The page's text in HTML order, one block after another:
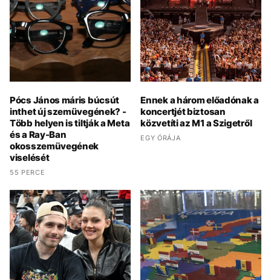
Pócs János máris búcsút
inthet új szemüvegének? -
Több helyen is tiltják a Meta
és a Ray-Ban
okosszemüvegének
viselését
55 PERCE
Ennek a három előadónak a
koncertjét biztosan
közvetíti az M1 a Szigetről
EGY ÓRÁJA